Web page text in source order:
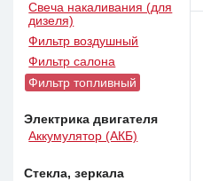
Свеча накаливания (для
дизеля)
Фильтр воздушный
Фильтр салона
Фильтр топливный
Электрика двигателя
Аккумулятор (АКБ)
Стекла, зеркала